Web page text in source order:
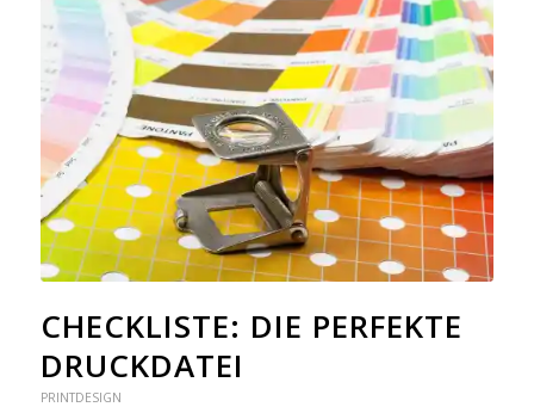
CHECKLISTE: DIE PERFEKTE
DRUCKDATEI
PRINTDESIGN